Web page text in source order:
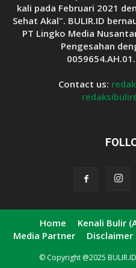
kali pada Februari 2021
Sehat Akal". BULIR.ID
PT Lingko Media
Pengesahan
Contact us:
Home Kenali Bulir
Media Partner
Disclaimer
© Copyright @2025